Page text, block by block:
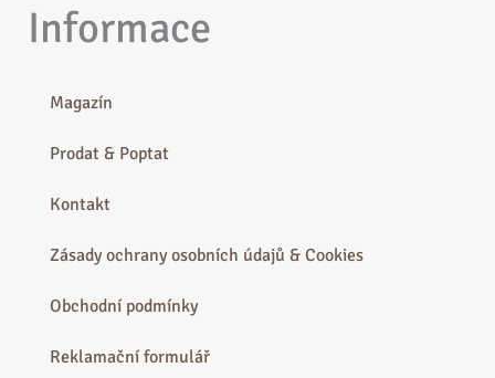
Informace
Magazín
Prodat & Poptat
Kontakt
Zásady ochrany osobních údajů & Cookies
Obchodní podmínky
Reklamační formulář